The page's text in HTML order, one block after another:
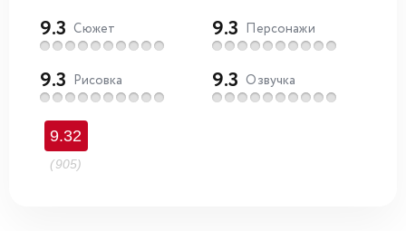
9.3 Сюжет 9.3 Персонажи
9.3 Рисовка 9.3 Озвучка
9.32
(905)